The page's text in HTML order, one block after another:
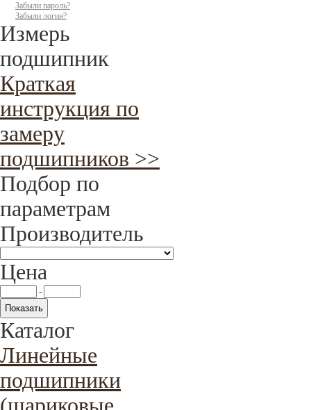
Забыли пароль?
Забыли логин?
Измерь
подшипник
Краткая
инструкция по
замеру
подшипников >>
Подбор по
параметрам
Производитель
Цена
-
Каталог
Линейные
подшипники